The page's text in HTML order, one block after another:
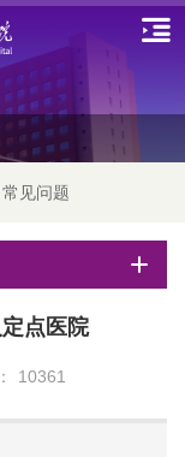
常见问题
点医院
10361